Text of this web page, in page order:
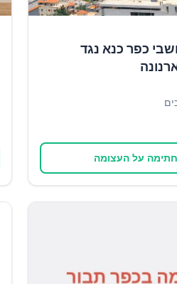
כפר כנא נגד
חתימה על העצומה